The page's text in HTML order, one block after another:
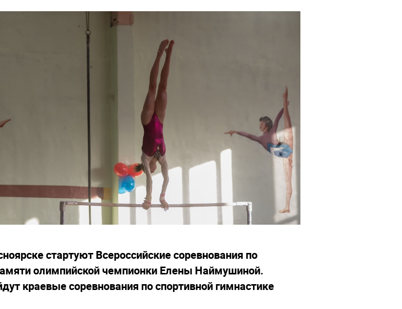
стартуют Всероссийские соревнования по
олимпийской чемпионки Елены Наймушиной.
краевые соревнования по спортивной гимнастике